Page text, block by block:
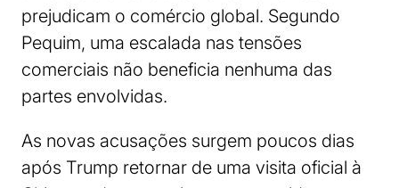
prejudicam o comércio global. Segundo
Pequim, uma escalada nas tensões
comerciais não beneficia nenhuma das
partes envolvidas.
As novas acusações surgem poucos dias
após Trump retornar de uma visita oficial à